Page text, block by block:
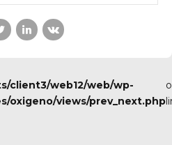
client3/web12/web/wp-
oxigeno/views/prev_next.php